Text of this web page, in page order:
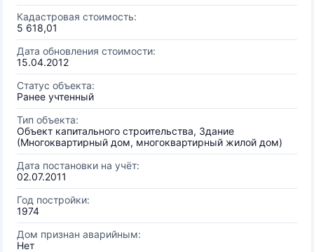
Кадастровая стоимость:
5 618,01
Дата обновления стоимости:
15.04.2012
Статус объекта:
Ранее учтенный
Тип объекта:
Объект капитального строительства, Здание
(Многоквартирный дом, многоквартирный жилой дом)
Дата постановки на учёт:
02.07.2011
Год постройки:
1974
Дом признан аварийным:
Нет